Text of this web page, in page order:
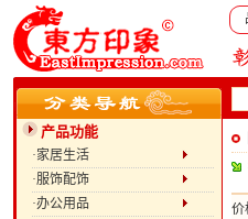
产品功能
·家居生活
·服饰配饰
·办公用品
价